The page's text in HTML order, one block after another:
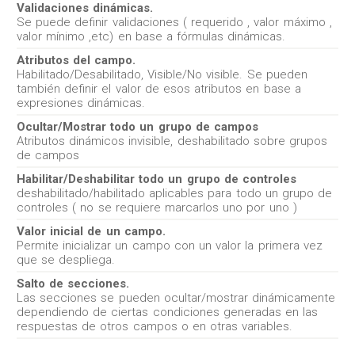
Validaciones dinámicas.
Se puede definir validaciones ( requerido , valor máximo ,
valor mínimo ,etc) en base a fórmulas dinámicas.
Atributos del campo.
Habilitado/Desabilitado, Visible/No visible. Se pueden
también definir el valor de esos atributos en base a
expresiones dinámicas.
Ocultar/Mostrar todo un grupo de campos
Atributos dinámicos invisible, deshabilitado sobre grupos
de campos
Habilitar/Deshabilitar todo un grupo de controles
deshabilitado/habilitado aplicables para todo un grupo de
controles ( no se requiere marcarlos uno por uno )
Valor inicial de un campo.
Permite inicializar un campo con un valor la primera vez
que se despliega.
Salto de secciones.
Las secciones se pueden ocultar/mostrar dinámicamente
dependiendo de ciertas condiciones generadas en las
respuestas de otros campos o en otras variables.